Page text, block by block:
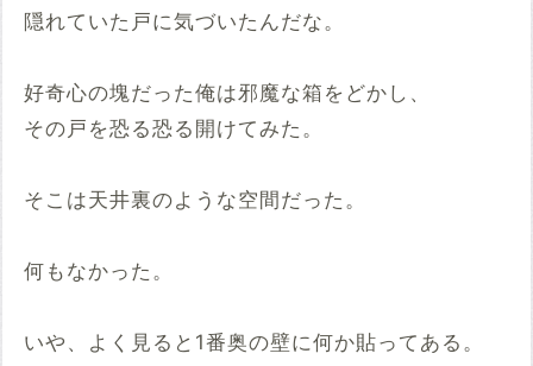
隠れていた戸に気づいたんだな。
好奇心の塊だった俺は邪魔な箱をどかし、
その戸を恐る恐る開けてみた。
そこは天井裏のような空間だった。
何もなかった。
いや、よく見ると1番奥の壁に何か貼ってある。